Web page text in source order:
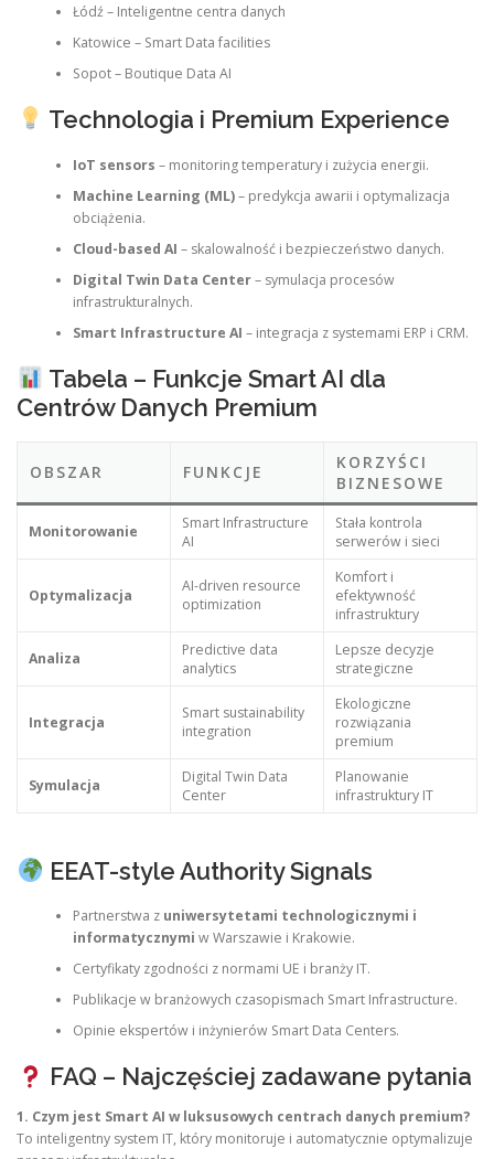
Łódź – Inteligentne centra danych
Katowice – Smart Data facilities
Sopot – Boutique Data AI
Technologia i Premium Experience
IoT sensors – monitoring temperatury i zużycia energii.
Machine Learning (ML)– predykcja awarii i optymalizacja
obciążenia.
Cloud-based AI – skalowalność i bezpieczeństwo danych.
Digital Twin Data Center– symulacja procesów
infrastrukturalnych.
Smart Infrastructure AI – integracja z systemami ERP i CRM.
Tabela – Funkcje Smart AI dla
Centrów Danych Premium
OBSZAR FUNKCJE
KORZYŚCI
BIZNESOWE
Monitorowanie
Smart Infrastructure
AI
Stała kontrola
serwerów i sieci
Optymalizacja
AI-driven resource
optimization
Komfort i
efektywność
infrastruktury
Analiza
Predictive data
analytics
Lepsze decyzje
strategiczne
Integracja
Smart sustainability
integration
Ekologiczne
rozwiązania
premium
Symulacja
Digital Twin Data
Center
Planowanie
infrastruktury IT
EEAT-style Authority Signals
Partnerstwa z uniwersytetami technologicznymi i
informatycznymi w Warszawie i Krakowie.
Certyfikaty zgodności z normami UE i branży IT.
Publikacje w branżowych czasopismach Smart Infrastructure.
Opinie ekspertów i inżynierów Smart Data Centers.
FAQ – Najczęściej zadawane pytania
1. Czym jest Smart AI w luksusowych centrach danych premium?
To inteligentny system IT, który monitoruje i automatycznie optymalizuje